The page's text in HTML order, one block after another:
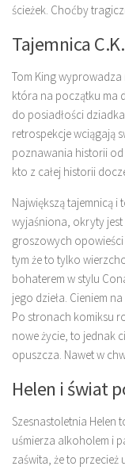
ścieżek. Choćby
Tajemnica C.K.
Tom King
która na początku ma
do posiadłości
retrospekcje wciągają
poznawania historii
kto z całej historii
Największą tajemnicą
wyjaśniona, okryty jest
groszowych
tym że to tylko
bohaterem w stylu
jego dzieła. Cieniem
Po stronach komiksu
nowe życie, to jednak
opuszcza. Nawet w
Helen i świat
Szesnastoletnia Helen
uśmierza alkoholem i
zaświta, że to przecież